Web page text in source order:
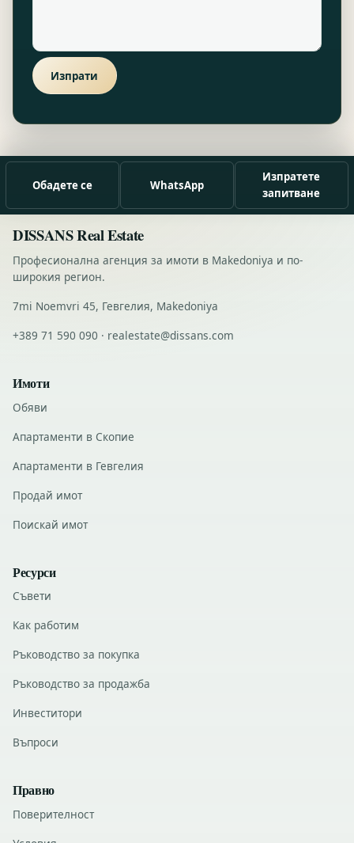
Изпрати
Обадете се WhatsApp
Изпратете
запитване
DISSANS Real Estate
Професионална агенция за имоти в Makedoniya и по-
широкия регион.
7mi Noemvri 45, Гевгелия, Makedoniya
+389 71 590 090 · realestate@dissans.com
Имоти
Обяви
Апартаменти в Скопие
Апартаменти в Гевгелия
Продай имот
Поискай имот
Ресурси
Съвети
Как работим
Ръководство за покупка
Ръководство за продажба
Инвеститори
Въпроси
Правно
Поверителност